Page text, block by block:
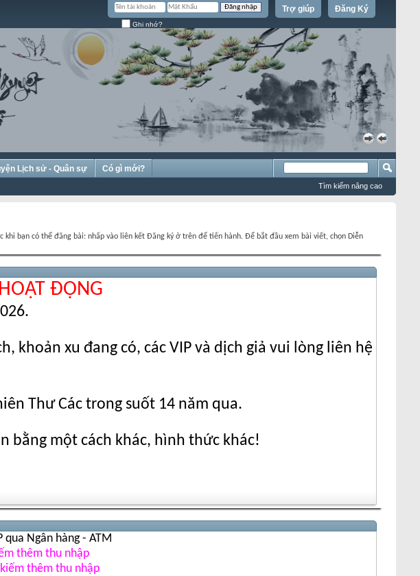
Đăng Ký
Trợ giúp
Ghi nhớ?
«
»
Lịch sử - Quân sự Có gì mới?
Tìm kiếm nâng cao
khi bạn có thể đăng bài: nhấp vào liên kết Đăng ký ở trên để tiến hành. Để bắt đầu xem bài viết, chọn Diễn
ĐỘNG
khoản xu đang có, các VIP và dịch giả vui lòng liên hệ
Thư Các trong suốt 14 năm qua.
bằng một cách khác, hình thức khác!
Ngân hàng - ATM
thêm thu nhập
thêm thu nhập